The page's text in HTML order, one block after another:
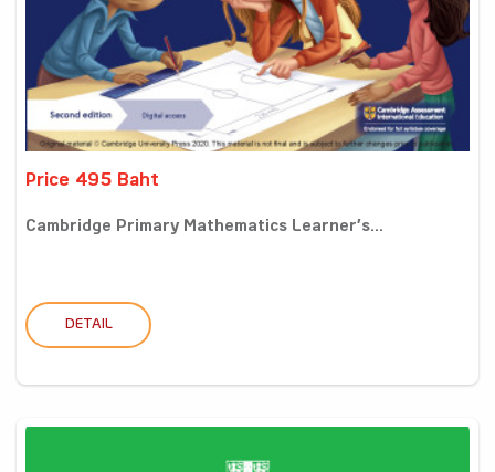
Price 495 Baht
Cambridge Primary Mathematics Learner’s...
DETAIL